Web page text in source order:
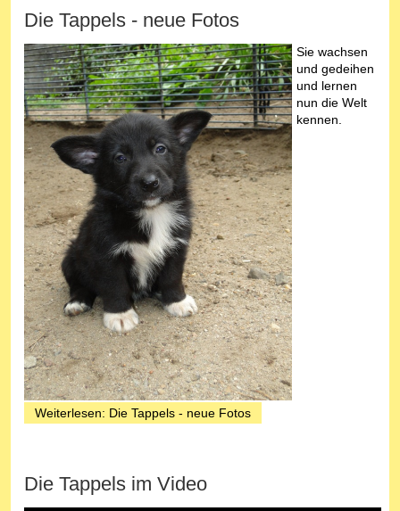
Die Tappels - neue Fotos
Sie wachsen
und gedeihen
und lernen
nun die Welt
kennen.
Weiterlesen: Die Tappels - neue Fotos
Die Tappels im Video